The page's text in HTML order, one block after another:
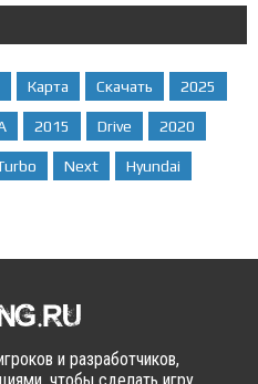
Карта Скачать 2025
2015 Drive 2020
Next Hyundai
и разработчиков,